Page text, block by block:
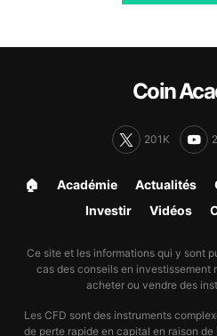
Coin
201K
🏠︎ Académie Actualités
Investir Vidéos
Ce site et les informations qui y sont
cas des conseils en investissement
acheter ou vendre des
Les CFD sont des instruments
de perte rapide en capital en raison